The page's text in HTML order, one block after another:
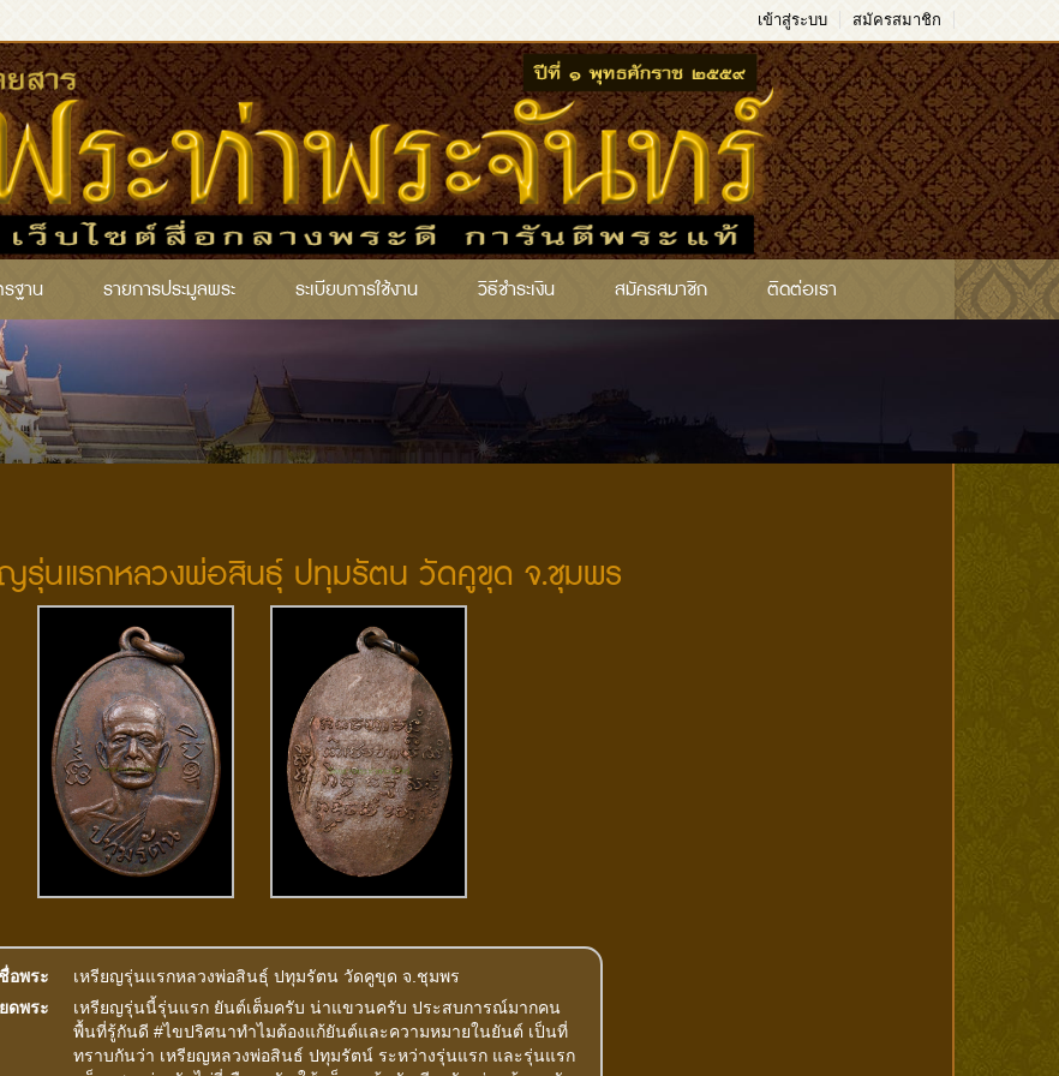
เข้าสู่ระบบ สมัครสมาชิก
ฐาน รายการประมูลพระ ระเบียบการใช้งาน วิธีชำระเงิน สมัครสมาชิก ติดต่อเรา
รุ่นแรกหลวงพ่อสินธ์ุ ปทุมรัตน วัดคูขุด จ.ชุมพร
ชื่อพระ
เหรียญรุ่นแรกหลวงพ่อสินธ์ุ ปทุมรัตน วัดคูขุด จ.ชุมพร
ดพระ
เหรียญรุ่นนี้รุ่นแรก ยันต์เต็มครับ น่าแขวนครับ ประสบการณ์มากคน
พื้นที่รู้กันดี #ไขปริศนาทำไมต้องแก้ยันต์และความหมายในยันต์ เป็นที่
ทราบกันว่า เหรียญหลวงพ่อสินธ์ ปทุมรัตน์ ระหว่างรุ่นแรก และรุ่นแรก